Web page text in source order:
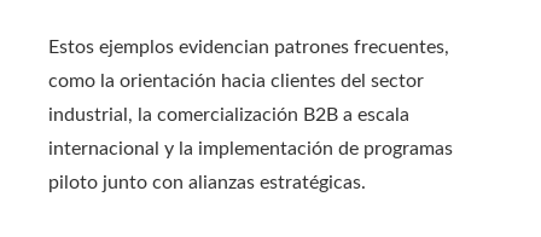
Estos ejemplos evidencian patrones frecuentes,
como la orientación hacia clientes del sector
industrial, la comercialización B2B a escala
internacional y la implementación de programas
piloto junto con alianzas estratégicas.